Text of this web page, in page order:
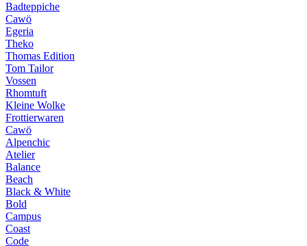
Badteppiche
Cawö
Egeria
Theko
Thomas Edition
Tom Tailor
Vossen
Rhomtuft
Kleine Wolke
Frottierwaren
Cawö
Alpenchic
Atelier
Balance
Beach
Black & White
Bold
Campus
Coast
Code